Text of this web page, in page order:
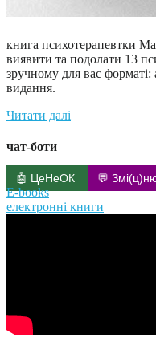
книга психотерапевтки
виявити та подолати 13
зручному для вас форматі:
видання.
Читати далі
чат-боти
🤖 ЦеНеОК 💬
E-books
електронні книги